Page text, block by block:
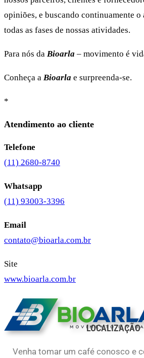
opiniões, e buscando continuamente
todas as fases de nossas atividades.
Para nós da Bioarla – movimento é
Conheça a Bioarla e surpreenda-se.
*
Atendimento ao cliente
Telefone
(11) 2680-8740
Whatsapp
(11) 93003-3396
Email
contato@bioarla.com.br
Site
www.bioarla.com.br
LOCALIZAÇÃO
Venha tomar um café conosco e